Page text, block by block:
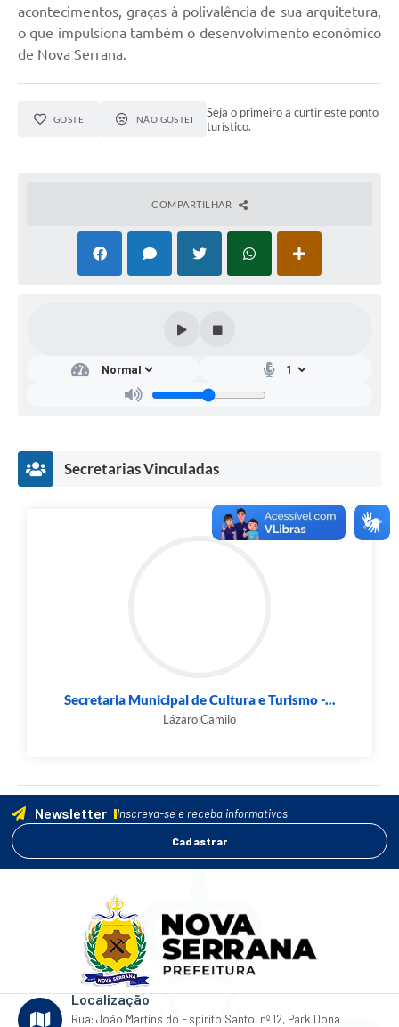
acontecimentos, graças à polivalência de sua arquitetura,
o que impulsiona também o desenvolvimento econômico
de Nova Serrana.
GOSTEI NÃO GOSTEI
Seja o primeiro a curtir este ponto
turístico.
COMPARTILHAR
Secretarias Vinculadas
Secretaria Municipal de Cultura e Turismo -...
Lázaro Camilo
Newsletter Inscreva-se e receba informativos
Cadastrar
Localização
Rua: João Martins do Espirito Santo, nº 12, Park Dona